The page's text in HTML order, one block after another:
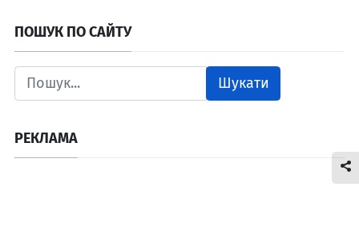
ПОШУК ПО САЙТУ
Шукати
РЕКЛАМА